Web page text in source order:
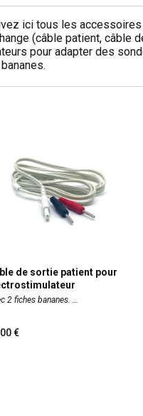
ici tous les
(câble patient, câble
pour adapter des
de sortie patient pour
2 fiches bananes.